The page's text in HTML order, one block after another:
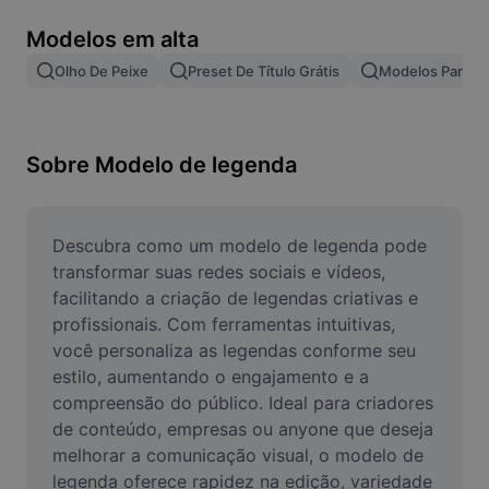
Mesclar imagens
Redimensionar Imagem
Criador de Memes
AI Text Remover
AI People Remover
AI Inpainting
Face Cutout
Modelos em alta
Olho De Peixe Preset De Título Grátis Modelos Para
Sobre Modelo de legenda
Descubra como um modelo de legenda pode
transformar suas redes sociais e vídeos,
facilitando a criação de legendas criativas e
profissionais. Com ferramentas intuitivas,
você personaliza as legendas conforme seu
estilo, aumentando o engajamento e a
compreensão do público. Ideal para criadores
de conteúdo, empresas ou anyone que deseja
melhorar a comunicação visual, o modelo de
legenda oferece rapidez na edição, variedade